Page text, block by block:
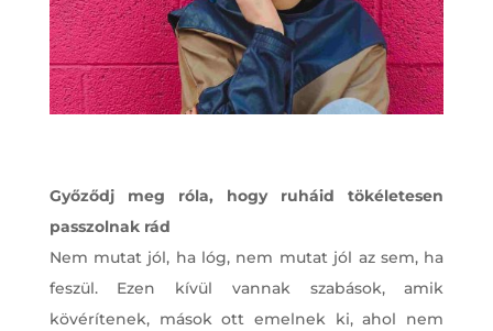
Győződj meg róla, hogy ruháid tökéletesen
passzolnak rád
Nem mutat jól, ha lóg, nem mutat jól az sem, ha
feszül. Ezen kívül vannak szabások, amik
kövérítenek, mások ott emelnek ki, ahol nem